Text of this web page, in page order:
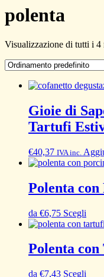
polenta
Visualizzazione di tutti i 4
Gioie di
Tartufi
€40,37 IVA inc.
Polenta
da €6,75 Scegli
Polenta
da €7,43 Scegli